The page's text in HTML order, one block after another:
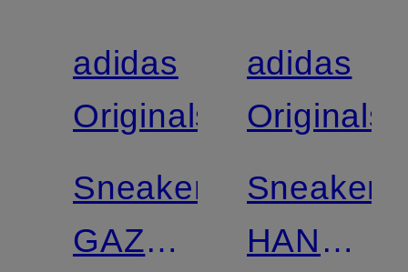
adidas
Originals
Sneaker
GAZELLE
adidas
Originals
Sneaker